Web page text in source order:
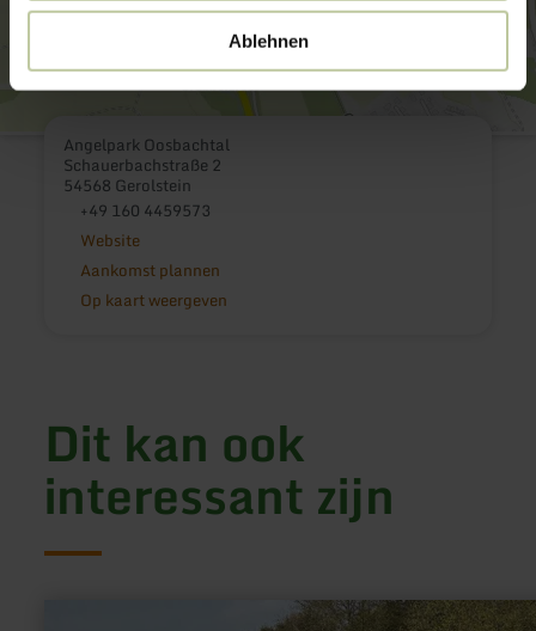
Ablehnen
Angelpark Oosbachtal
Schauerbachstraße 2
54568 Gerolstein
+49 160 4459573
Website
Aankomst plannen
Op kaart weergeven
Dit kan ook
interessant zijn